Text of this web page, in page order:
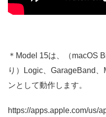
＊Model 15は、（macOS
り）Logic、GarageBand
ンとして動作します。
https://apps.apple.com/us/